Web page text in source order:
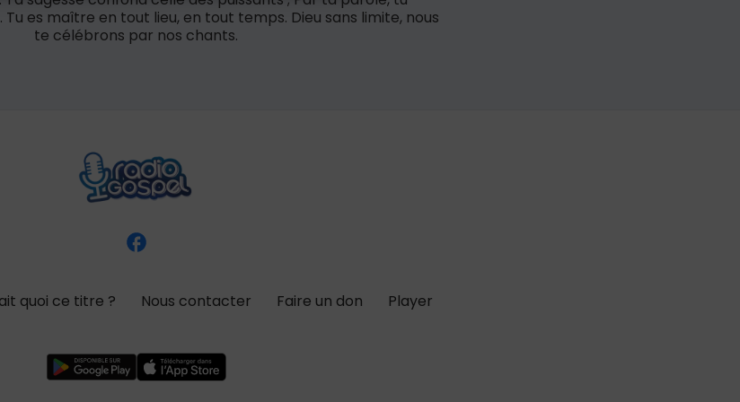
es maître en tout lieu, en tout temps. Dieu sans limite, nous
te célébrons par nos chants.
quoi ce titre ? Nous contacter Faire un don Player